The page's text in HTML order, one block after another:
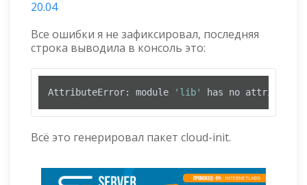
20.04
Все ошибки я не зафиксировал, последняя
строка выводила в консоль это:
AttributeError: module 'lib' has no attribute
Всё это генерировал пакет cloud-init.